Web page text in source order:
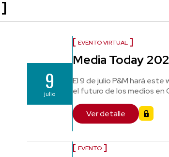
9
julio
EVENTO VIRTUAL
Media Today
El 9 de julio P&M hará
el futuro de los medios en
Ver detalle
EVENTO